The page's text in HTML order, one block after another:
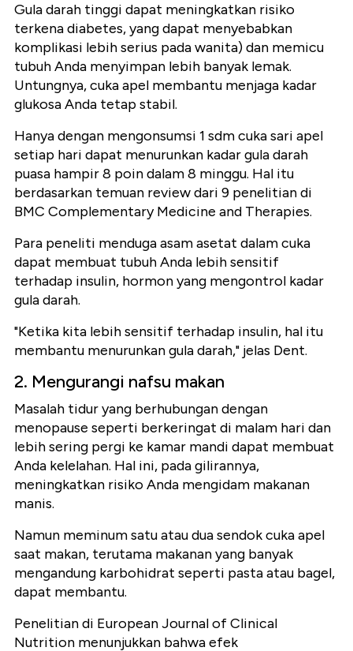
Gula darah tinggi dapat meningkatkan risiko
terkena diabetes, yang dapat menyebabkan
komplikasi lebih serius pada wanita) dan memicu
tubuh Anda menyimpan lebih banyak lemak.
Untungnya, cuka apel membantu menjaga kadar
glukosa Anda tetap stabil.
Hanya dengan mengonsumsi 1 sdm cuka sari apel
setiap hari dapat menurunkan kadar gula darah
puasa hampir 8 poin dalam 8 minggu. Hal itu
berdasarkan temuan review dari 9 penelitian di
BMC Complementary Medicine and Therapies.
Para peneliti menduga asam asetat dalam cuka
dapat membuat tubuh Anda lebih sensitif
terhadap insulin, hormon yang mengontrol kadar
gula darah.
"Ketika kita lebih sensitif terhadap insulin, hal itu
membantu menurunkan gula darah," jelas Dent.
2. Mengurangi nafsu makan
Masalah tidur yang berhubungan dengan
menopause seperti berkeringat di malam hari dan
lebih sering pergi ke kamar mandi dapat membuat
Anda kelelahan. Hal ini, pada gilirannya,
meningkatkan risiko Anda mengidam makanan
manis.
Namun meminum satu atau dua sendok cuka apel
saat makan, terutama makanan yang banyak
mengandung karbohidrat seperti pasta atau bagel,
dapat membantu.
Penelitian di European Journal of Clinical
Nutrition menunjukkan bahwa efek